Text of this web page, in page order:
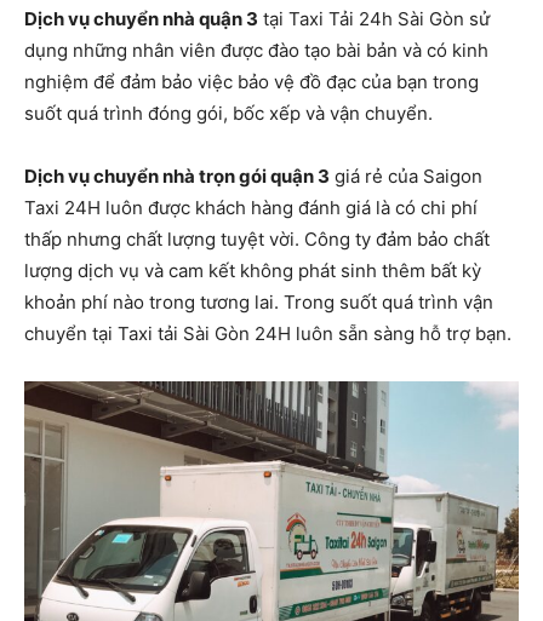
Dịch vụ chuyển nhà quận 3 tại Taxi Tải 24h Sài Gòn sử
dụng những nhân viên được đào tạo bài bản và có kinh
nghiệm để đảm bảo việc bảo vệ đồ đạc của bạn trong
suốt quá trình đóng gói, bốc xếp và vận chuyển.
Dịch vụ chuyển nhà trọn gói quận 3 giá rẻ của Saigon
Taxi 24H luôn được khách hàng đánh giá là có chi phí
thấp nhưng chất lượng tuyệt vời. Công ty đảm bảo chất
lượng dịch vụ và cam kết không phát sinh thêm bất kỳ
khoản phí nào trong tương lai. Trong suốt quá trình vận
chuyển tại Taxi tải Sài Gòn 24H luôn sẵn sàng hỗ trợ bạn.